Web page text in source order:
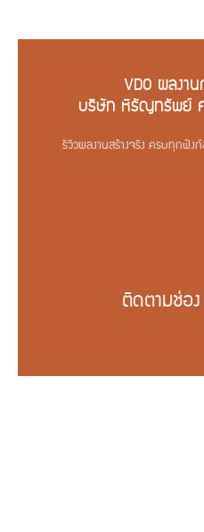
VDO ผลงาน
บริษัท หิรัญทรัพย์
รีวิวผลงานสร้างจริง ครบทุกฟัง
ติดตามช่อ